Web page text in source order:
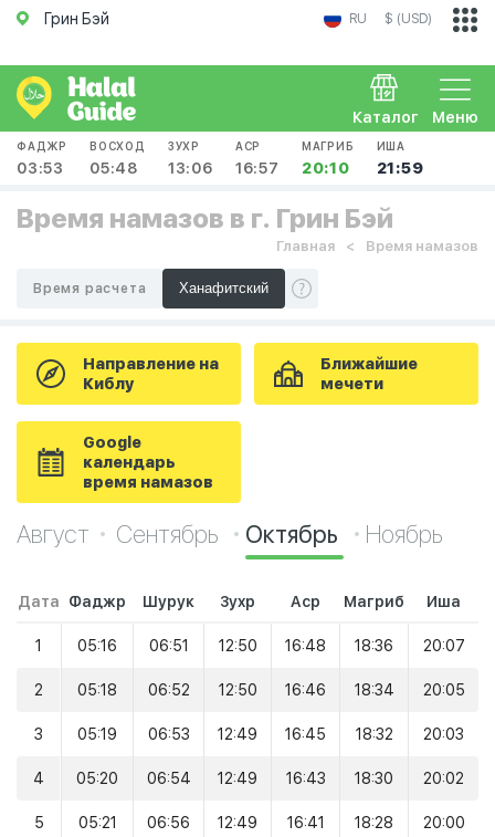
Грин Бэй RU $ (USD)
Меню
Каталог
ФАДЖР
03:53
ВОСХОД
05:48
ЗУХР
13:06
АСР
16:57
МАГРИБ
20:10
ИША
21:59
Время намазов в г. Грин Бэй
Главная Время намазов
Время расчета
Направление на
Киблу
Ближайшие
мечети
Google
календарь
время намазов
Август Сентябрь Октябрь Ноябрь
Дата Фаджр Шурук Зухр Аср Магриб Иша
1 05:16 06:51 12:50 16:48 18:36 20:07
2 05:18 06:52 12:50 16:46 18:34 20:05
3 05:19 06:53 12:49 16:45 18:32 20:03
4 05:20 06:54 12:49 16:43 18:30 20:02
5 05:21 06:56 12:49 16:41 18:28 20:00